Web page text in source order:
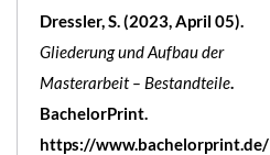
Dressler, S. (2023, April 05).
Gliederung und Aufbau der
Masterarbeit – Bestandteile.
BachelorPrint.
https://www.bachelorprint.de/